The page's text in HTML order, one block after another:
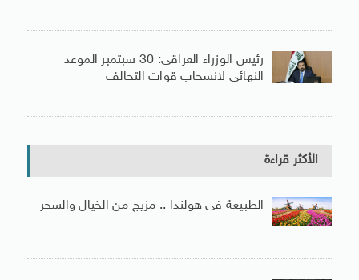
رئيس الوزراء العراقى: 30 سبتمبر الموعد
النهائى لانسحاب قوات التحالف
الأكثر قراءة
الطبيعة فى هولندا .. مزيج من الخيال والسحر